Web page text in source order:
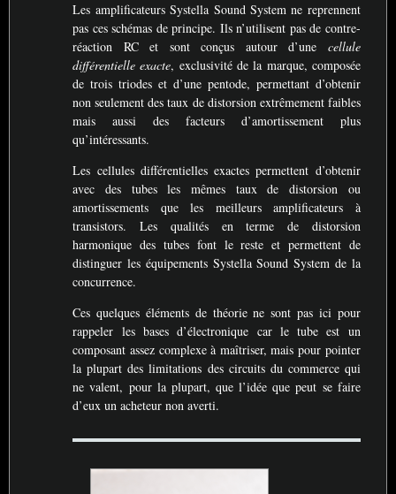
Les amplificateurs Systella Sound System ne reprennent
pas ces schémas de principe. Ils n’utilisent pas de contre-
réaction RCet sont conçus autour d’une cellule
différentielle exacte, exclusivité de la marque, composée
de trois triodes et d’une pentode, permettant d’obtenir
non seulement des taux de distorsion extrêmement faibles
mais aussi des facteurs d’amortissement plus
qu’intéressants.
Les cellules différentielles exactes permettent d’obtenir
avec des tubes les mêmes taux de distorsion ou
amortissements que les meilleurs amplificateurs à
transistors. Les qualités en terme de distorsion
harmonique des tubes font le reste et permettent de
distinguer les équipements Systella Sound System de la
concurrence.
Ces quelques éléments de théorie ne sont pas ici pour
rappeler les bases d’électronique car le tube est un
composant assez complexe à maîtriser, mais pour pointer
la plupart des limitations des circuits du commerce qui
ne valent, pour la plupart, que l’idée que peut se faire
d’eux un acheteur non averti.